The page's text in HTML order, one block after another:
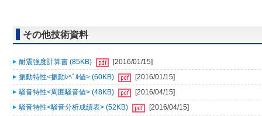
その他技術資料
耐震強度計算書 (85KB)
[2016/01/15]
振動特性<振動ﾚﾍﾞﾙ値> (60KB)
[2016/01/15]
騒音特性<周囲騒音値> (48KB)
[2016/04/15]
騒音特性<騒音分析成績表> (52KB)
[2016/04/15]